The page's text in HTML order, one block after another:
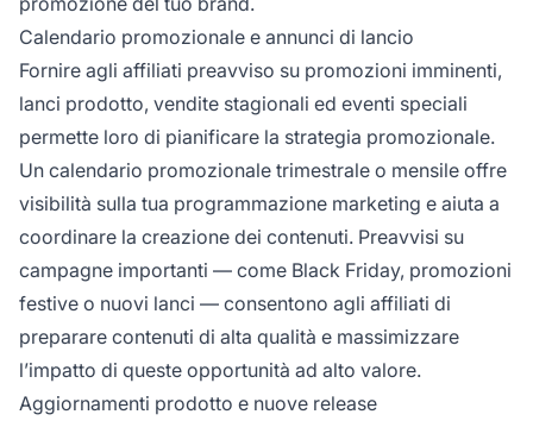
Calendario promozionale e annunci di lancio
Fornire agli affiliati preavviso su promozioni imminenti,
lanci prodotto, vendite stagionali ed eventi speciali
permette loro di pianificare la strategia promozionale.
Un calendario promozionale trimestrale o mensile offre
visibilità sulla tua programmazione marketing e aiuta a
coordinare la creazione dei contenuti. Preavvisi su
campagne importanti — come Black Friday, promozioni
festive o nuovi lanci — consentono agli affiliati di
preparare contenuti di alta qualità e massimizzare
l’impatto di queste opportunità ad alto valore.
Aggiornamenti prodotto e nuove release